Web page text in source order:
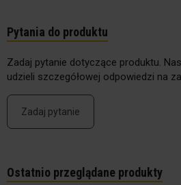
Pytania do produktu
Zadaj pytanie dotyczące produktu.
udzieli szczegółowej odpowiedzi na
Zadaj pytanie
Ostatnio przeglądane produkty